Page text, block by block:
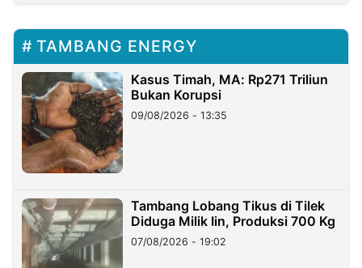
TAMBANG ENERGY
Kasus Timah, MA: Rp271 Triliun
Bukan Korupsi
09/08/2026 - 13:35
Tambang Lobang Tikus di Tilek
Diduga Milik Iin, Produksi 700 Kg
07/08/2026 - 19:02